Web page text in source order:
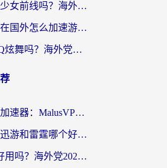
在外国可以打少女前线吗？海外党国服游戏畅玩终极指南（附避坑技巧）
超越时空的猫在国外怎么加速游戏？海外玩家国服畅玩终极指南
去国外能打QQ炫舞吗？海外党国服游戏不卡顿的终极指南
海外党选回国加速器：MalusVPN好用吗？和快帆VPN哪个好？附真实对比与避坑指南
海外党必看：迅游和雷霆哪个好？3分钟教你选对回国加速器，无缝刷国内剧玩手游
斧牛和biubiu好用吗？海外党2026亲测回国加速器指南，附番茄加速器深度体验